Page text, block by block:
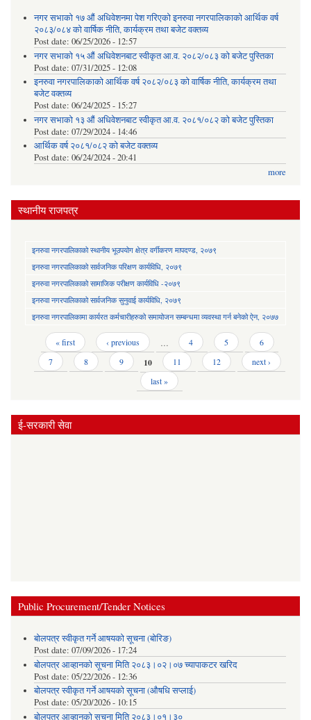
नगर सभाको १७ औं अधिवेशनमा पेश गरिएको इनरुवा नगरपालिकाको आर्थिक वर्ष
२०८३/०८४ को वार्षिक नीति, कार्यक्रम तथा बजेट वक्तव्य
Post date: 06/25/2026 - 12:57
नगर सभाको १५ औं अधिवेशनबाट स्वीकृत आ.व. २०८२/०८३ को बजेट पुस्तिका
Post date: 07/31/2025 - 12:08
इनरुवा नगरपालिकाको आर्थिक वर्ष २०८२/०८३ को वार्षिक नीति, कार्यक्रम तथा
बजेट वक्तव्य
Post date: 06/24/2025 - 15:27
नगर सभाको १३ औं अधिवेशनबाट स्वीकृत आ.व. २०८१/०८२ को बजेट पुस्तिका
Post date: 07/29/2024 - 14:46
आर्थिक वर्ष २०८१/०८२ को बजेट वक्तव्य
Post date: 06/24/2024 - 20:41
more
स्थानीय राजपत्र
इनरुवा नगरपालिकाको स्थानीय भूउपयोग क्षेत्र वर्गीकरण मापदण्ड, २०७९
इनरुवा नगरपालिकाको सार्वजनिक परिक्षण कार्यविधि, २०७९
इनरुवा नगरपालिकाको सामाजिक परीक्षण कार्यविधि -२०७९
इनरुवा नगरपालिकाको सार्वजनिक सुनुवाई कार्यविधि, २०७९
इनरुवा नगरपालिकामा कार्यरत कर्मचारीहरुको समायोजन सम्बन्धमा व्यवस्था गर्न बनेको ऐन, २०७७
Pages « first ‹ previous … 4 5
6
7
8 9 10 11 12
next ›
last »
ई-सरकारी सेवा
Public Procurement/Tender Notices
बोलपत्र स्वीकृत गर्ने आषयको सूचना (बोरिङ)
Post date: 07/09/2026 - 17:24
बोलपत्र आव्हानको सूचना मिति २०८३।०२।०७ च्यापाकटर खरिद
Post date: 05/22/2026 - 12:36
बोलपत्र स्वीकृत गर्ने आषयको सूचना (औषधि सप्लाई)
Post date: 05/20/2026 - 10:15
बोलपत्र आव्हानको सूचना मिति २०८३।०१।३०